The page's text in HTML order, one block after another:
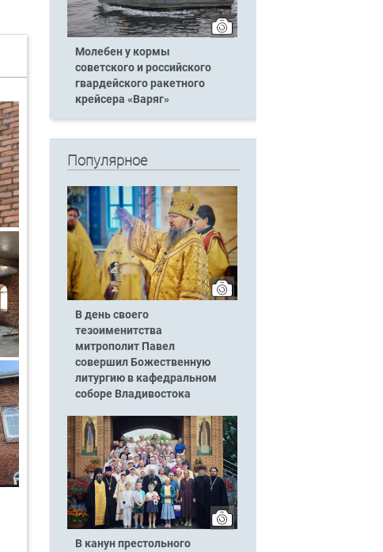
Молебен у кормы
советского и российского
гвардейского ракетного
крейсера «Варяг»
Популярное
В день своего
тезоименитства
митрополит Павел
совершил Божественную
литургию в кафедральном
соборе Владивостока
В канун престольного